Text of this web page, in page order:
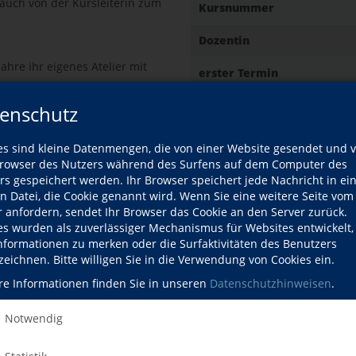
sind kleine Datenmengen, die von einer Website gesendet und
des Nutzers während des Surfens auf dem Computer des
gespeichert werden. Ihr Browser speichert jede Nachricht in
Datei, die Cookie genannt wird. Wenn Sie eine weitere Seite vom
anfordern, sendet Ihr Browser das Cookie an den Server zurück.
wurden als zuverlässiger Mechanismus für Websites
zu merken oder die Surfaktivitäten des Benutzers
Bitte willigen Sie in die Verwendung von Cookies ein.
Informationen finden Sie in unseren Datenschutzhinweisen.
Notwendig
Kursnummer
Dozentin
erster Termin
Gebühr
Ort
Kursdetails drucken
ihr eigenes Atelier mit